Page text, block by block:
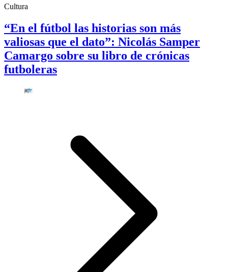
Cultura
“En el fútbol las historias son más
valiosas que el dato”: Nicolás Samper
Camargo sobre su libro de crónicas
futboleras